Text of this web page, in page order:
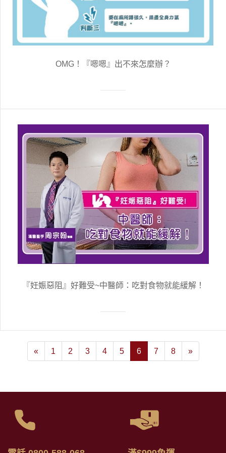
OMG！『嗯嗯』出不來怎麼辦？
『妊娠惡阻』好難受~中醫師：吃對食物就能緩解！
« 1 2 3 4 5 6 7 8 »